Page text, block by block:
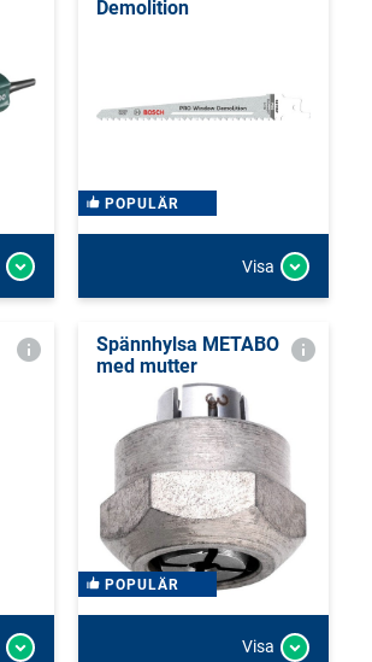
Demolition
POPULÄR
Visa
Spännhylsa METABO
med mutter
POPULÄR
Visa